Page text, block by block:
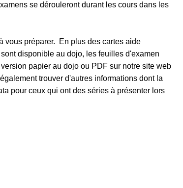
se dérouleront durant les cours dans les
vous préparer. En plus des cartes aide
disponible au dojo, les feuilles d'examen
papier au dojo ou PDF sur notre site web
trouver d'autres informations dont la
pour ceux qui ont des séries à présenter lors